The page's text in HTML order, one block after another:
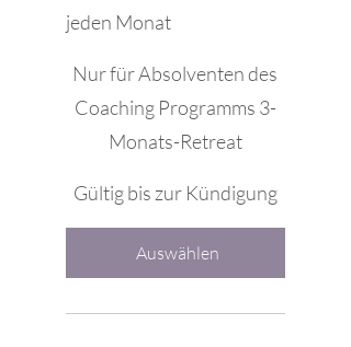
jeden Monat
Nur für Absolventen des
Coaching Programms 3-
Monats-Retreat
Gültig bis zur Kündigung
Auswählen